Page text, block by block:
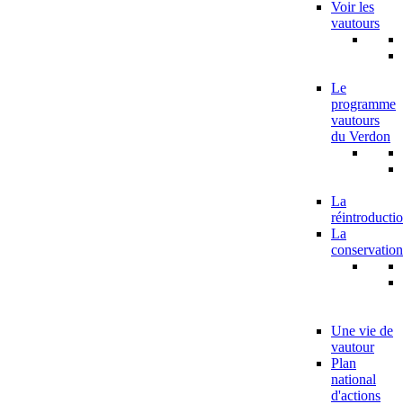
Voir les
vautours
Le
programme
vautours
du Verdon
La
La
conservation
Une vie de
vautour
Plan
national
d'actions